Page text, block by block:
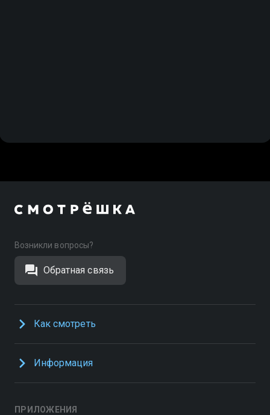
Возникли вопросы?
Обратная связь
Как смотреть
Информация
ПРИЛОЖЕНИЯ